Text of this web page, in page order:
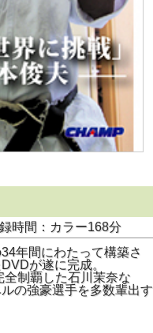
時間：カラー168分
年間にわたって構築さ
が遂に完成。
制覇した石川茉奈な
の強豪選手を多数輩出す